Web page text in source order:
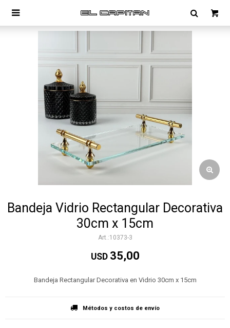

Bandeja Vidrio Rectangular Decorativa
30cm x 15cm
10373-3
USD 35,00
Bandeja Rectangular Decorativa en Vidrio 30cm x 15cm
Métodos y costos de envío